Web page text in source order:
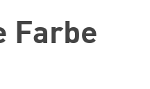
Farbe